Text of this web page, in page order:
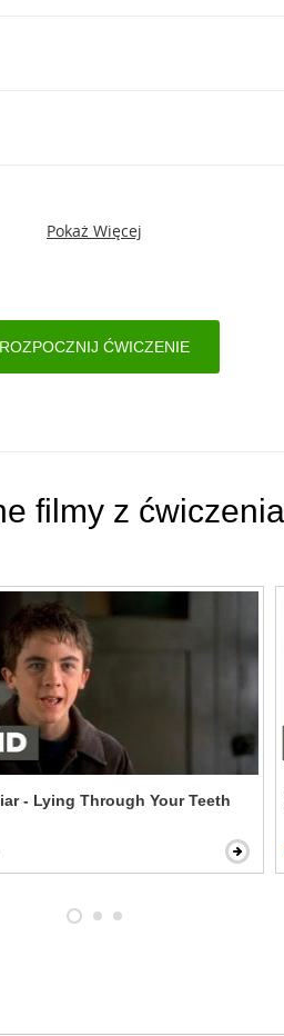
Pokaż Więcej
ROZPOCZNIJ ĆWICZENIE
filmy z
- Lying Through Your Teeth